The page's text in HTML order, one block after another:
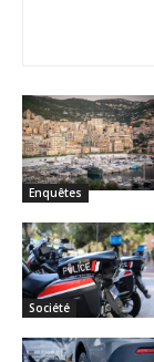
Enquêtes
Société